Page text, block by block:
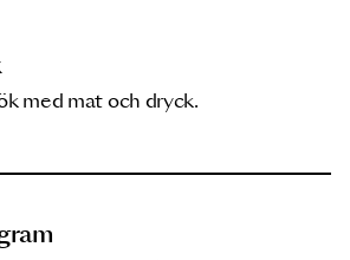
med mat och dryck.